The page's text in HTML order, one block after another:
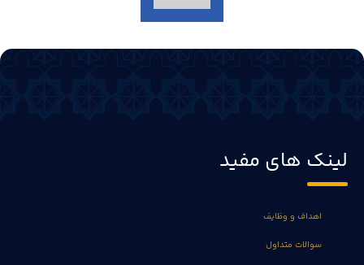
لینک های مفید
اهداف و وظایف
سوالات متداول